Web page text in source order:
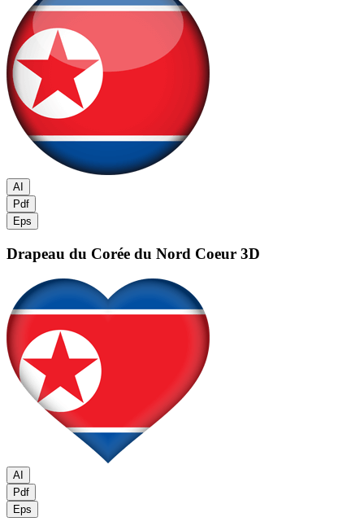
AI
Pdf
Eps
Drapeau du Corée du Nord Coeur 3D
AI
Pdf
Eps